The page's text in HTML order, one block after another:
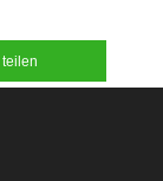
teilen